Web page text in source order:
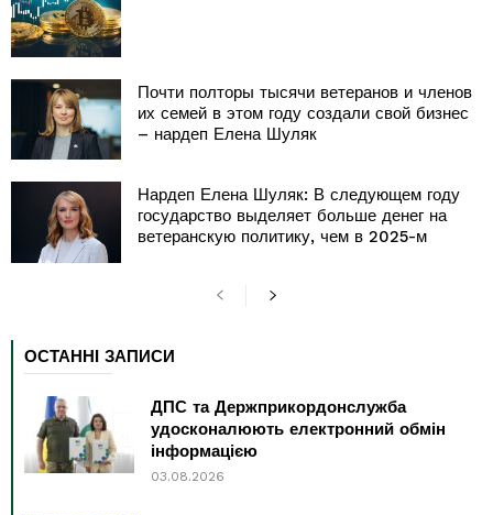
Почти полторы тысячи ветеранов и членов
их семей в этом году создали свой бизнес
– нардеп Елена Шуляк
Нардеп Елена Шуляк: В следующем году
государство выделяет больше денег на
ветеранскую политику, чем в 2025-м
ОСТАННІ ЗАПИСИ
ДПС та Держприкордонслужба
удосконалюють електронний обмін
інформацією
03.08.2026